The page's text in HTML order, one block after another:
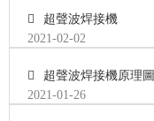
超聲波焊接機
2021-02-02
超聲波焊接機原理圖
2021-01-26